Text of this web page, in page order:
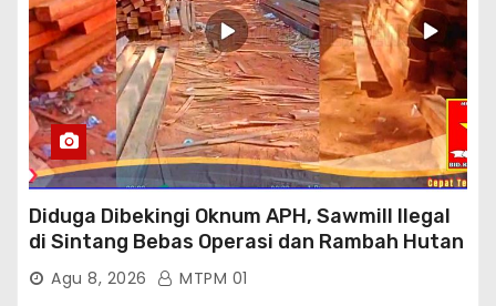
Diduga Dibekingi Oknum APH, Sawmill Ilegal
di Sintang Bebas Operasi dan Rambah Hutan
Lindung
Agu 8, 2026 MTPM 01